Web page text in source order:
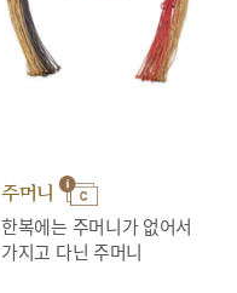
주머니
한복에는 주머니가 없어서
가지고 다닌 주머니